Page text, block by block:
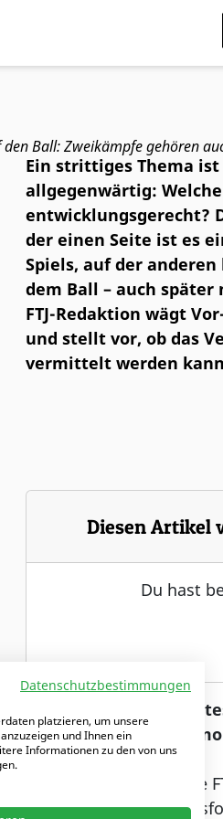
Ball: Zweikämpfe gehören
im
Ein strittiges Thema
allgegenwärtig:
entwicklungsgerecht?
der einen Seite ist es
Spiels, auf der
dem Ball – auch
FTJ-Redaktion wägt
und stellt vor, ob das
vermittelt werden
Diesen Artikel
Du hast
7 Tage kostenlos
Freier Zugriff auf alle
mit 5000+
Datenschutzbestimmungen
platzieren, um unsere
und Ihnen ein
Informationen zu den von uns